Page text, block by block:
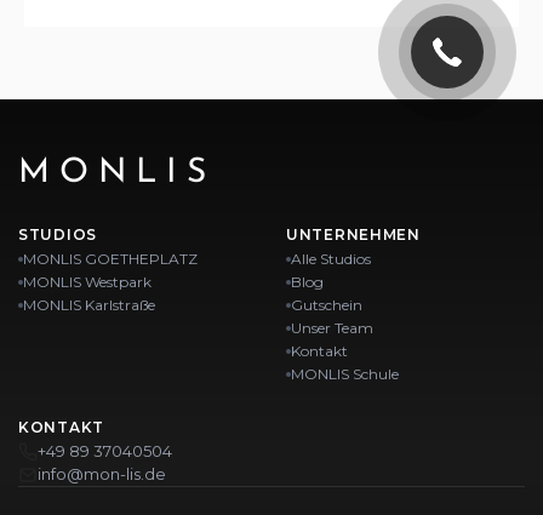
MONLIS
STUDIOS
MONLIS GOETHEPLATZ
MONLIS Westpark
MONLIS Karlstraße
UNTERNEHMEN
Alle Studios
Blog
Gutschein
Unser Team
Kontakt
MONLIS Schule
KONTAKT
+49 89 37040504
info@mon-lis.de